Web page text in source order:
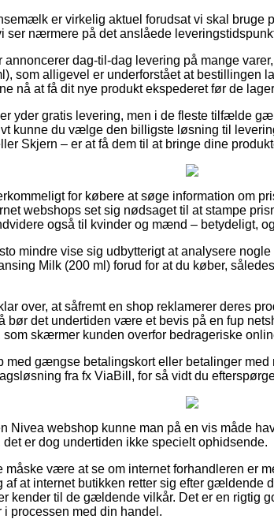
er virkelig aktuel forudsat vi skal bruge
ser nærmere på det anslåede
annoncerer dag-til-dag levering på mange
som alligevel er underforstået at bestillingen
nå at få dit nye produkt ekspederet før de
yder gratis levering, men i de fleste tilfælde
kunne du vælge den billigste løsning til
Skjern – er at få dem til at bringe dine
for købere at søge information om
webshops set sig nødsaget til at stampe
også til kvinder og mænd – betydeligt,
mindre vise sig udbytterigt at analysere
Milk (200 ml) forud for at du køber,
over, at såfremt en shop reklamerer deres
bør det undertiden være et bevis på en fup
som skærmer kunden overfor bedrageriske
med gængse betalingskort eller betalinger
fra fx ViaBill, for så vidt du
Nivea webshop kunne man på en vis måde
er dog undertiden ikke specielt ophidsende.
måske være at se om internet forhandleren er
at internet butikken retter sig efter gældende
kender til de gældende vilkår. Det er en rigtig
processen med din handel.